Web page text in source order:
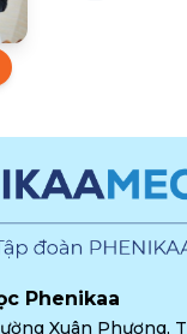
Phenikaa
Xuân Phương,